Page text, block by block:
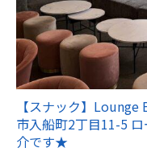
【スナック】
市入船町2丁目11-5
介です★